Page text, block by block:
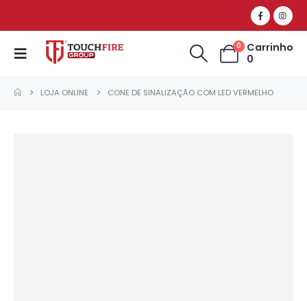
0
Carrinho
0
LOJA ONLINE CONE DE SINALIZAÇÃO COM LED VERMELHO